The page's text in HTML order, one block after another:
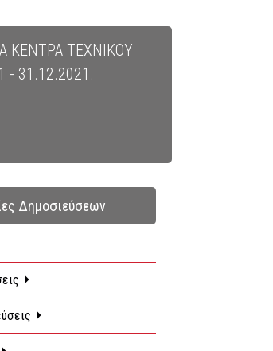
ΚΕΝΤΡΑ ΤΕΧΝΙΚΟΥ
- 31.12.2021.
Δημοσιεύσεων